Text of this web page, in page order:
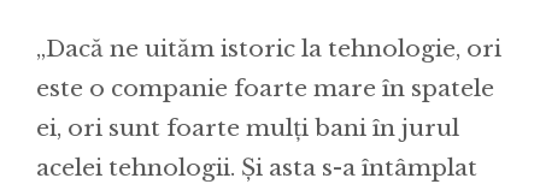
„Dacă ne uităm istoric la tehnologie, ori
este o companie foarte mare în spatele
ei, ori sunt foarte mulți bani în jurul
acelei tehnologii. Și asta s-a întâmplat